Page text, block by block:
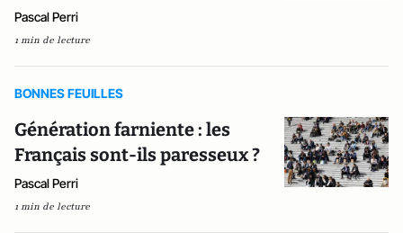
Pascal Perri
1 min de lecture
BONNES FEUILLES
Génération farniente : les
Français sont-ils paresseux ?
Pascal Perri
1 min de lecture